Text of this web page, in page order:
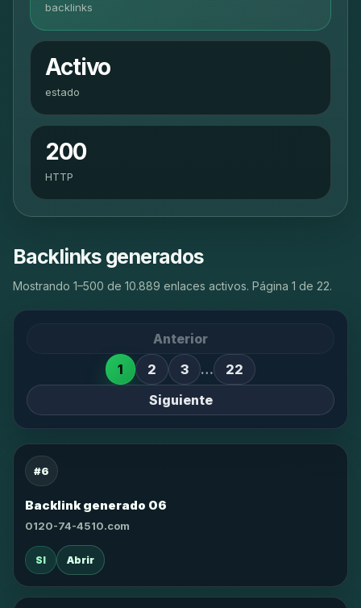
backlinks
Activo
estado
200
HTTP
Backlinks generados
Mostrando 1–500 de 10.889 enlaces activos. Página 1 de 22.
Anterior
1
2 3 …
22
Siguiente
#6
Backlink generado 06
0120-74-4510.com
SI Abrir